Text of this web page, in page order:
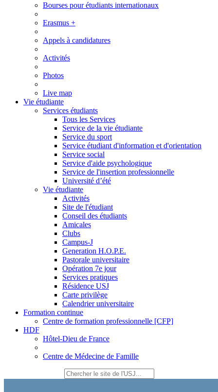
Bourses pour étudiants internationaux
Erasmus +
Appels à candidatures
Activités
Photos
Live map
Vie étudiante
Services étudiants
Tous les Services
Service de la vie étudiante
Service du sport
Service étudiant d'information et d'orientation
Service social
Service d'aide psychologique
Service de l'insertion professionnelle
Université d’été
Vie étudiante
Activités
Site de l'étudiant
Conseil des étudiants
Amicales
Clubs
Campus-J
Generation H.O.P.E.
Pastorale universitaire
Opération 7e jour
Services pratiques
Résidence USJ
Carte privilège
Calendrier universitaire
Formation continue
Centre de formation professionnelle [CFP]
HDF
Hôtel-Dieu de France
Centre de Médecine de Famille